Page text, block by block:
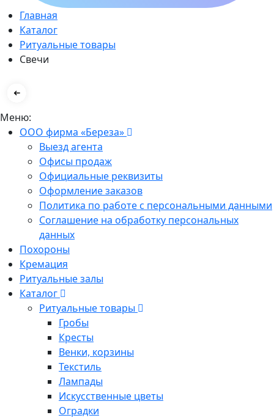
Меню:
ООО фирма «Береза»
Выезд агента
Офисы продаж
Официальные реквизиты
Оформление заказов
Политика по работе с персональными данными
Соглашение на обработку персональных
данных
Похороны
Кремация
Ритуальные залы
Каталог
Ритуальные товары
Гробы
Кресты
Венки, корзины
Текстиль
Лампады
Искусственные цветы
Оградки
Главная
Каталог
Ритуальные товары
Свечи